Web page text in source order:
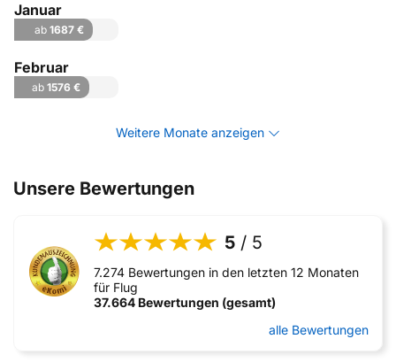
Januar
ab1687 €
Februar
ab1576 €
Weitere Monate anzeigen
Unsere Bewertungen
5 / 5
7.274 Bewertungen in den letzten 12 Monaten
für Flug
37.664 Bewertungen (gesamt)
alle Bewertungen